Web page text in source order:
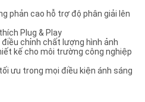
phản cao hỗ trợ độ phân giải lên
Plug & Play
điều chỉnh chất lượng hình ảnh
kế cho môi trường công nghiệp
ưu trong mọi điều kiện ánh sáng